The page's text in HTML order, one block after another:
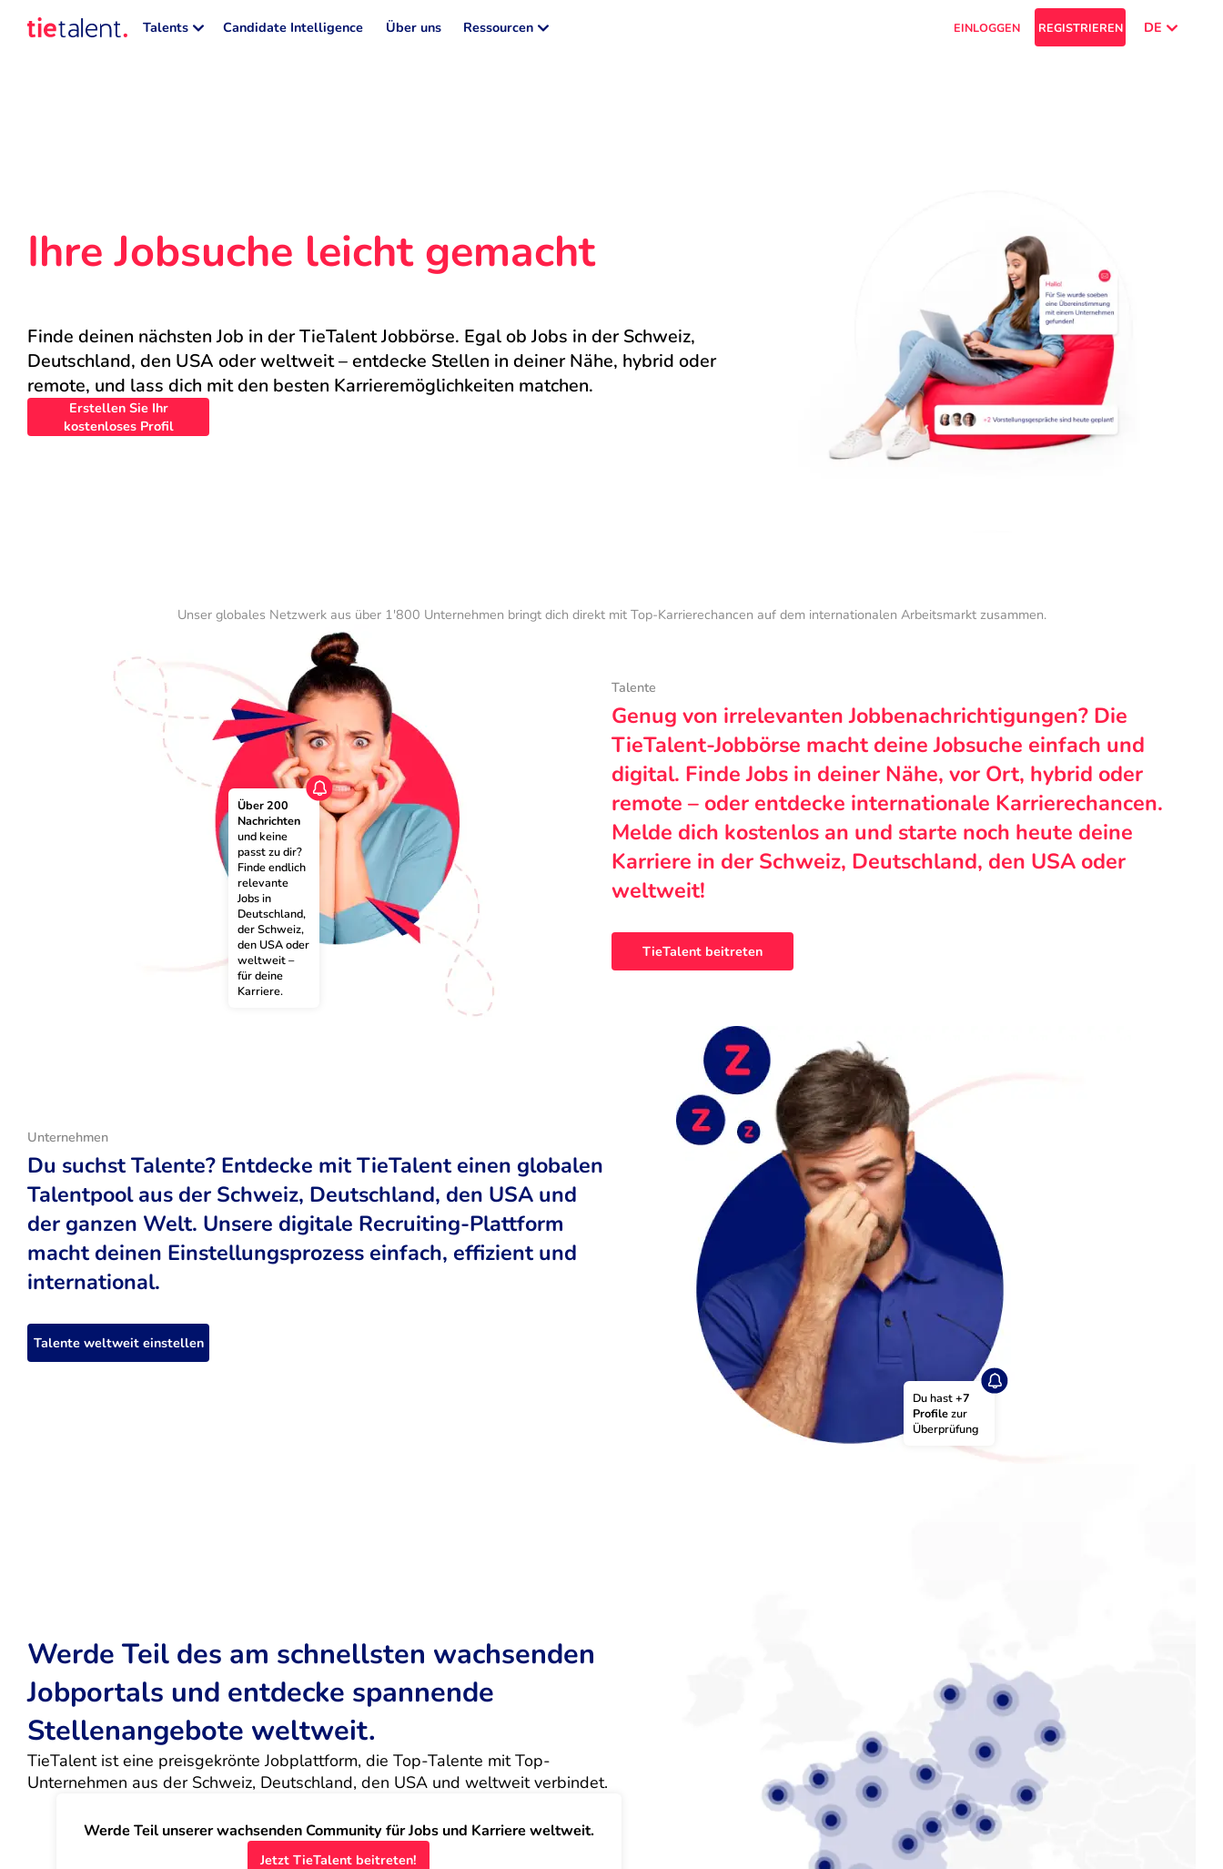
Talents Candidate Intelligence Über uns Ressourcen EINLOGGEN REGISTRIEREN DE
Ihre Jobsuche leicht gemacht
Finde deinen nächsten Job in der TieTalent Jobbörse. Egal ob Jobs in der Schweiz,
Deutschland, den USA oder weltweit – entdecke Stellen in deiner Nähe, hybrid oder
remote, und lass dich mit den besten Karrieremöglichkeiten matchen.
Erstellen Sie Ihr
kostenloses Profil
Unser globales Netzwerk aus über 1'800 Unternehmen bringt dich direkt mit Top-Karrierechancen auf dem internationalen Arbeitsmarkt zusammen.
Über 200
Nachrichten
und keine
passt zu dir?
Finde endlich
relevante
Jobs in
Deutschland,
der Schweiz,
den USA oder
weltweit –
für deine
Karriere.
Talente
Genug von irrelevanten Jobbenachrichtigungen? Die
TieTalent-Jobbörse macht deine Jobsuche einfach und
digital. Finde Jobs in deiner Nähe, vor Ort, hybrid oder
remote – oder entdecke internationale Karrierechancen.
Melde dich kostenlos an und starte noch heute deine
Karriere in der Schweiz, Deutschland, den USA oder
weltweit!
TieTalent beitreten
Du hast +7
Profile zur
Überprüfung
Unternehmen
Du suchst Talente? Entdecke mit TieTalent einen globalen
Talentpool aus der Schweiz, Deutschland, den USA und
der ganzen Welt. Unsere digitale Recruiting-Plattform
macht deinen Einstellungsprozess einfach, effizient und
international.
Talente weltweit einstellen
Werde Teil des am schnellsten wachsenden
Jobportals und entdecke spannende
Stellenangebote weltweit.
TieTalent ist eine preisgekrönte Jobplattform, die Top-Talente mit Top-
Unternehmen aus der Schweiz, Deutschland, den USA und weltweit verbindet.
Werde Teil unserer wachsenden Community für Jobs und Karriere weltweit.
Jetzt TieTalent beitreten!